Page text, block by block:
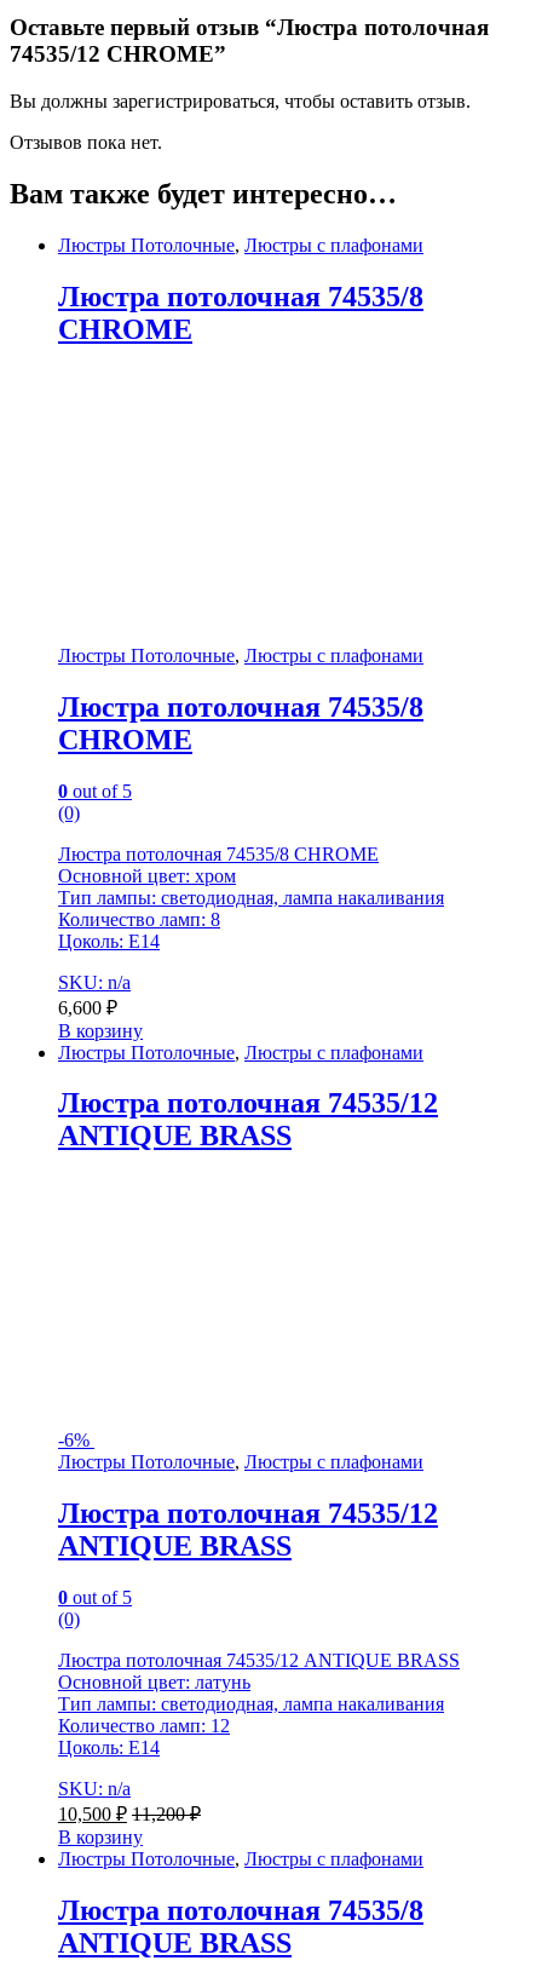
Оставьте первый отзыв “Люстра потолочная
74535/12 CHROME”
Вы должны зарегистрироваться, чтобы оставить отзыв.
Отзывов пока нет.
Вам также будет интересно…
Люстры Потолочные, Люстры с плафонами
Люстра потолочная 74535/8
CHROME
Люстры Потолочные, Люстры с плафонами
Люстра потолочная 74535/8
CHROME
0 out of 5
(0)
Люстра потолочная 74535/8 CHROME
Основной цвет: хром
Тип лампы: светодиодная, лампа накаливания
Количество ламп: 8
Цоколь: E14
SKU: n/a
6,600 ₽
В корзину
Люстры Потолочные, Люстры с плафонами
Люстра потолочная 74535/12
ANTIQUE BRASS
-6%
Люстры Потолочные, Люстры с плафонами
Люстра потолочная 74535/12
ANTIQUE BRASS
0 out of 5
(0)
Люстра потолочная 74535/12 ANTIQUE BRASS
Основной цвет: латунь
Тип лампы: светодиодная, лампа накаливания
Количество ламп: 12
Цоколь: E14
SKU: n/a
10,500 ₽ 11,200₽
В корзину
Люстры Потолочные, Люстры с плафонами
Люстра потолочная 74535/8
ANTIQUE BRASS